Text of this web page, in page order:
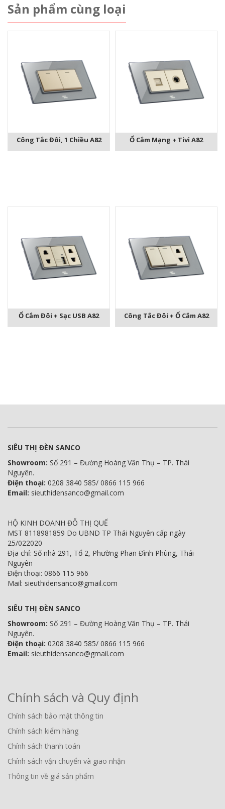
Sản phẩm cùng loại
Công Tắc Đôi, 1 Chiều A82 Ổ Cắm Mạng + Tivi A82
Ổ Cắm Đôi + Sạc USB A82 Công Tắc Đôi + Ổ Cắm A82
SIÊU THỊ ĐÈN SANCO
Showroom: Số 291 – Đường Hoàng Văn Thụ – TP. Thái
Nguyên.
Điện thoại: 0208 3840 585/ 0866 115 966
Email: sieuthidensanco@gmail.com
HỘ KINH DOANH ĐỖ THỊ QUẾ
MST 8118981859 Do UBND TP Thái Nguyên cấp ngày
25/022020
Địa chỉ: Số nhà 291, Tổ 2, Phường Phan Đình Phùng, Thái
Nguyên
Điện thoại: 0866 115 966
Mail: sieuthidensanco@gmail.com
SIÊU THỊ ĐÈN SANCO
Showroom: Số 291 – Đường Hoàng Văn Thụ – TP. Thái
Nguyên.
Điện thoại: 0208 3840 585/ 0866 115 966
Email: sieuthidensanco@gmail.com
Chính sách và Quy định
Chính sách bảo mật thông tin
Chính sách kiểm hàng
Chính sách thanh toán
Chính sách vận chuyển và giao nhận
Thông tin về giá sản phẩm